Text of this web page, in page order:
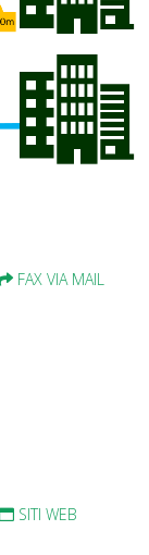
FAX VIA MAIL
SITI WEB